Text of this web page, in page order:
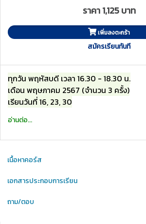
ราคา 1,125 บาท
เพิ่มลงตะกร้า
สมัครเรียนทันที
ทุกวัน พฤหัสบดี เวลา 16.30 - 18.30 น.
เดือน พฤษภาคม 2567 (จำนวน 3 ครั้ง)
เรียนวันที่ 16, 23, 30
อ่านต่อ...
เนื้อหาคอร์ส
เอกสารประกอบการเรียน
ถาม/ตอบ